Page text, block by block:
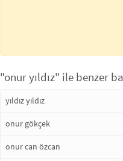
"onur yıldız" ile benzer
yıldız yıldız
onur gökçek
onur can özcan